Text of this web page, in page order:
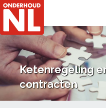
Ketenregeling
contracten